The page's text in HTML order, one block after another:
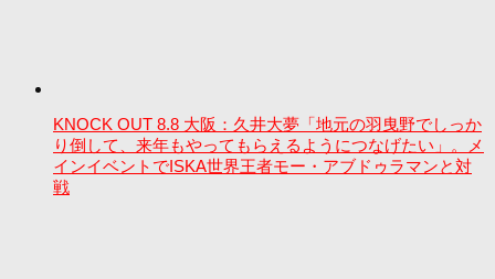
KNOCK OUT 8.8 大阪：久井大夢「地元の羽曳野でしっか
り倒して、来年もやってもらえるようにつなげたい」。メ
インイベントでISKA世界王者モー・アブドゥラマンと対
戦